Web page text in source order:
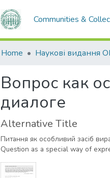
Communities &
Home
Вопрос как
диалоге
Alternative Title
Питання як особливий засіб
Question as a special way of